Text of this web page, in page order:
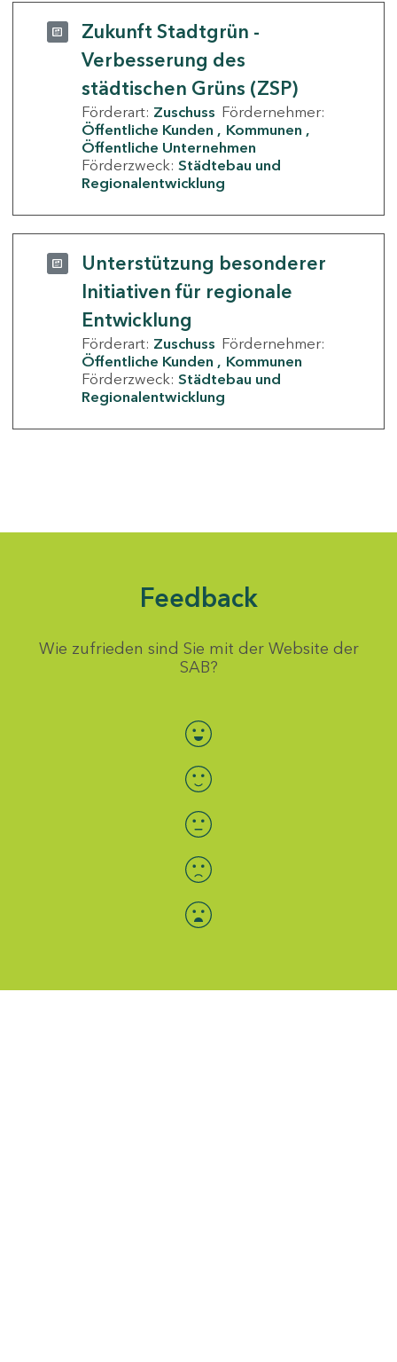
Zukunft Stadtgrün -
Verbesserung des
städtischen Grüns (ZSP)
Förderart: Zuschuss Fördernehmer:
Öffentliche Kunden
Kommunen
Öffentliche Unternehmen
Förderzweck: Städtebau und
Regionalentwicklung
Unterstützung besonderer
Initiativen für regionale
Entwicklung
Förderart: Zuschuss Fördernehmer:
Öffentliche Kunden
Kommunen
Förderzweck: Städtebau und
Regionalentwicklung
Feedback
Wie zufrieden sind Sie mit der Website der
SAB?
Bewertung auswählen